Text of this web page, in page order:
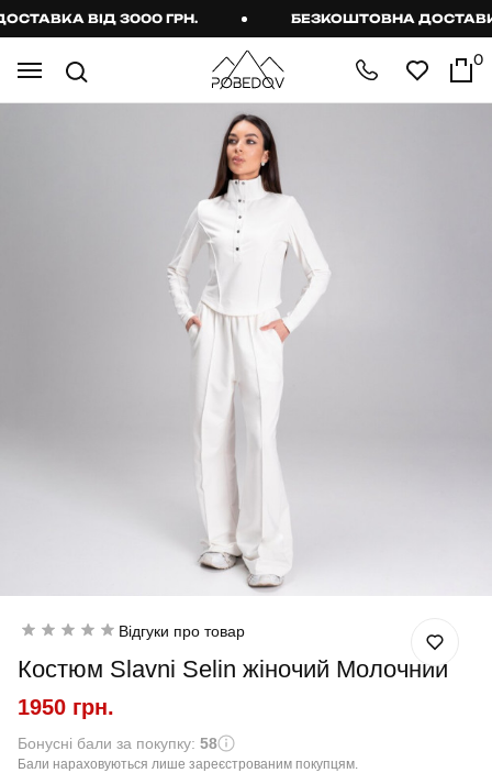
ВІД 3000 ГРН. БЕЗКОШТОВНА ДОСТАВКА
0
Відгуки про товар
Костюм Slavni Selin жіночий Молочний
1950 грн.
Бонусні бали за покупку: 58
Бали нараховуються лише зареєстрованим покупцям.